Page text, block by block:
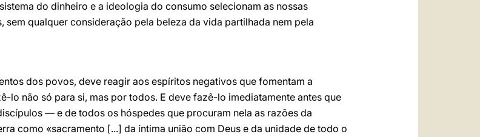
do dinheiro e a ideologia do consumo selecionam as nossas
sem qualquer consideração pela beleza da vida partilhada nem pela
dos povos, deve reagir aos espíritos negativos que fomentam a
lo não só para si, mas por todos. E deve fazê-lo imediatamente antes que
— e de todos os hóspedes que procuram nela as razões da
como «sacramento [...] da íntima união com Deus e da unidade de todo o